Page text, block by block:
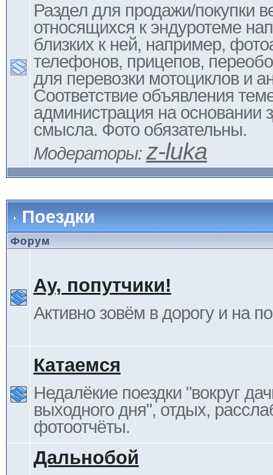
Раздел для продажи/покупки
относящихся к эндуротеме
близких к ней, например,
телефонов, прицепов,
для перевозки мотоциклов и
Соответствие объявления
администрация на основании
смысла. Фото обязательны.
Модераторы: z-luka
Поездки
Форум
Ау, попутчики!
Активно зовём в дорогу и на
Катаемся
Недалёкие поездки "вокруг
выходного дня", отдых,
фотоотчёты.
Дальнобой